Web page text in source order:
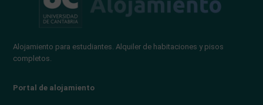
Alojamiento para estudiantes. Alquiler de habitaciones y pisos
completos.
Portal de alojamiento